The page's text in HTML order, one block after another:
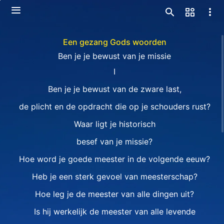
Een gezang Gods woorden
Ben je je bewust van je missie
I
Ben je je bewust van de zware last,
de plicht en de opdracht die op je schouders rust?
Waar ligt je historisch
besef van je missie?
Hoe word je goede meester in de volgende eeuw?
Heb je een sterk gevoel van meesterschap?
Hoe leg je de meester van alle dingen uit?
Is hij werkelijk de meester van alle levende